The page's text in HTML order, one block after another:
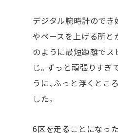
デジタル腕時計のでき
やペースを上げる所と
のように最短距離でス
じ。ずっと頑張りすぎ
うに、ふっと浮くとこ
した。
6区を走ることになっ